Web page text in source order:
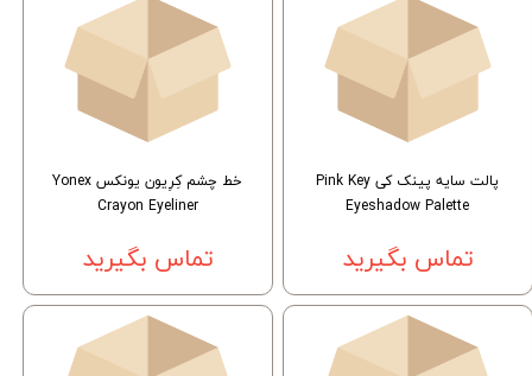
پالت سایه پینک کی Pink Key
Eyeshadow Palette
تماس بگیرید
خط چشم کِرِیون یونکس Yonex
Crayon Eyeliner
تماس بگیرید